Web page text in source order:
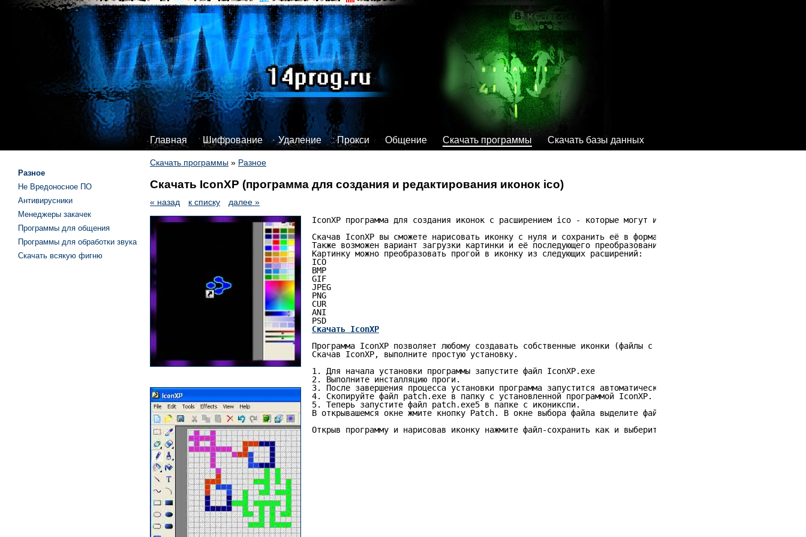
Главная Шифрование Удаление Прокси Общение Скачать программы Скачать базы данных
Скачать программы » Разное
Скачать IconXP (программа для создания и редактирования иконок ico)
« назад к списку
далее »
IconXP программа для создания иконок с расширением ico - которые могут использоваться как маленькие
Скачав IconXP вы сможете нарисовать иконку с нуля и сохранить её в формате ico.
Также возможен вариант загрузки картинки и её последующего преобразования в значок-иконку ico.
Картинку можно преобразовать прогой в иконку из следующих расширений:
ICO
BMP
GIF
JPEG
PNG
CUR
ANI
Скачать IconXP
Программа IconXP позволяет любому создавать собственные иконки (файлы с расширением .ico) и
Скачав IconXP, выполните простую установку.
1. Для начала установки программы запустите файл IconXP.exe
2. Выполните инсталляцию проги.
3. После завершения процесса установки программа запустится автоматически. Закройте ее!
4. Скопируйте файл patch.exe в папку с установленной программой IconXP.
5. Теперь запустите файл patch.exe5 в папке с иконикспи.
В открывашемся окне жмите кнопку Patch. В окне выбора файла выделите файл iconxp.exe и нажмите кнопку
Открыв программу и нарисовав иконку нажмите файл-сохранить как и выберите расширение ico.
Разное
Не Вредоносное ПО
Антивирусники
Менеджеры закачек
Программы для общения
Программы для обработки звука
Скачать всякую фигню